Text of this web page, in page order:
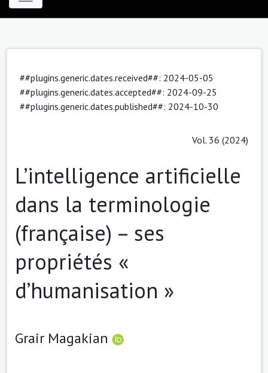
##plugins.generic.dates.received##: 2024-05-05
##plugins.generic.dates.accepted##: 2024-09-25
##plugins.generic.dates.published##: 2024-10-30
Vol. 36 (2024)
L’intelligence artificielle
dans la terminologie
(française) – ses
propriétés «
d’humanisation »
Grair Magakian